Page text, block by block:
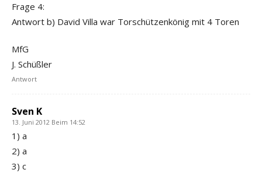
Frage 4:
Antwort b) David Villa war Torschützenkönig mit 4 Toren
MfG
J. Schüßler
Antwort
Sven K
13. Juni 2012 Beim 14:52
1) a
2) a
3) c